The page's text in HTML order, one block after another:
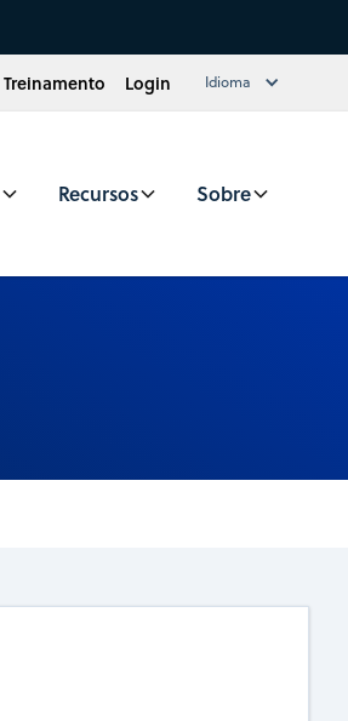
Treinamento Login Idioma
Recursos Sobre